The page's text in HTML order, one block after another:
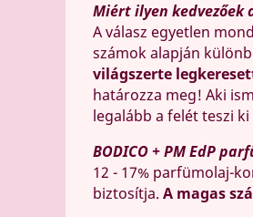
Miért ilyen kedvezőek
A válasz egyetlen
számok alapján
világszerte
határozza meg! Aki
legalább a felét teszi
BODICO + PM EdP
12 - 17% parfümolaj-
biztosítja. A magas